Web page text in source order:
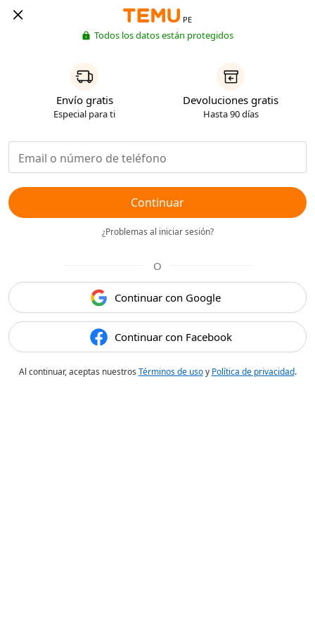
PE
Todos los datos están protegidos
Envío gratis
Especial para ti
Devoluciones gratis
Hasta 90 días
Continuar
¿Problemas al iniciar sesión?
O
Continuar con Google
Continuar con Facebook
Al continuar, aceptas nuestros Términos de usoy Política de privacidad.